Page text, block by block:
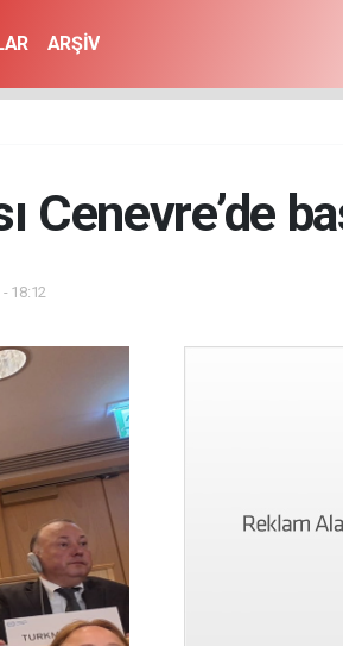
ARŞİV
Cenevre’de
18:12